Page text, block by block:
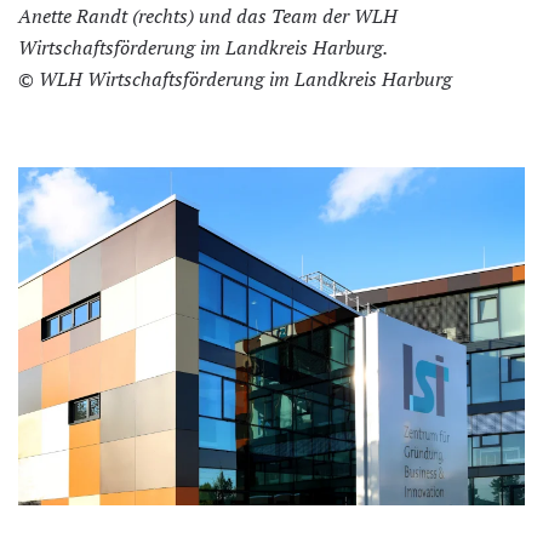
Anette Randt (rechts) und das Team der WLH
Wirtschaftsförderung im Landkreis Harburg.
© WLH Wirtschaftsförderung im Landkreis Harburg